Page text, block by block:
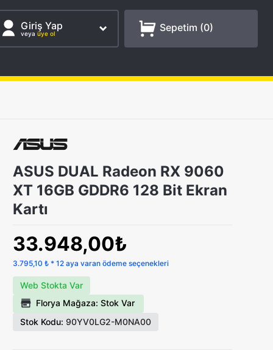
Giriş Yap
veya üye ol Sepetim (0)
ASUS DUAL Radeon RX 9060
XT 16GB GDDR6 128 Bit Ekran
Kartı
33.948,00₺
3.795,10 ₺ * 12 aya varan ödeme seçenekleri
Web Stokta Var
Florya Mağaza: Stok Var
Stok Kodu: 90YV0LG2-M0NA00